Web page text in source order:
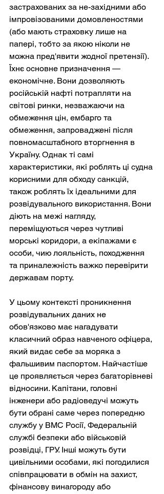
застрахованих за не-західними або
імпровізованими домовленостями
(або мають страховку лише на
папері, тобто за якою ніколи не
можна пред'явити жодної претензії).
Їхнє основне призначення —
економічне. Вони дозволяють
російській нафті потрапляти на
світові ринки, незважаючи на
обмеження цін, ембарго та
обмеження, запроваджені після
повномасштабного вторгнення в
Україну. Однак ті самі
характеристики, які роблять ці судна
корисними для обходу санкцій,
також роблять їх ідеальними для
розвідувального використання. Вони
діють на межі нагляду,
переміщуються через чутливі
морські коридори, а екіпажами є
особи, чию лояльність, походження
та приналежність важко перевірити
державам порту.
У цьому контексті проникнення
розвідувальних даних не
обов'язково має нагадувати
класичний образ навченого офіцера,
який видає себе за моряка з
фальшивим паспортом. Найчастіше
це проявляється через багаторівневі
відносини. Капітани, головні
інженери або радіоведучі можуть
бути обрані саме через попередню
службу у ВМС Росії, Федеральній
службі безпеки або військовій
розвідці, ГРУ. Інші можуть бути
цивільними особами, які погодилися
співпрацювати в обмін на захист,
фінансову винагороду або